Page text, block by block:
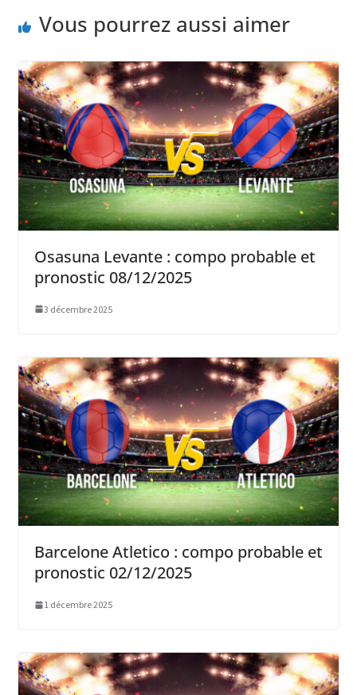
Vous pourrez aussi aimer
Osasuna Levante : compo probable et
pronostic 08/12/2025
3 décembre 2025
Barcelone Atletico : compo probable et
pronostic 02/12/2025
1 décembre 2025